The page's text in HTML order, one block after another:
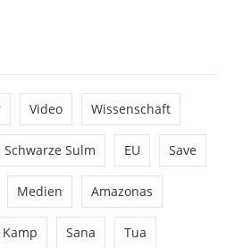
Video Wissenschaft
Schwarze Sulm EU Save
Medien Amazonas
Kamp Sana Tua